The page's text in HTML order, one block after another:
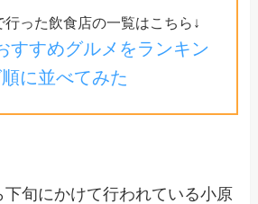
行った飲食店の一覧はこちら↓
すすめグルメをランキン
に並べてみた
旬にかけて行われている小原